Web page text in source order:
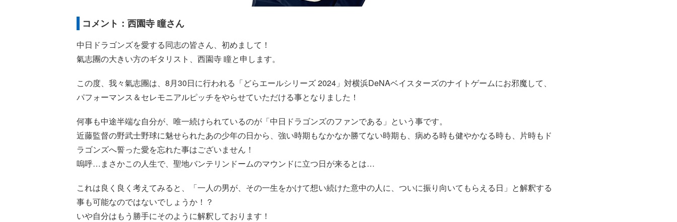
コメント：西園寺 瞳さん
中日ドラゴンズを愛する同志の皆さん、初めまして！
氣志團の大きい方のギタリスト、西園寺 瞳と申します。
この度、我々氣志團は、8月30日に行われる「どらエールシリーズ 2024」対横浜DeNAベイスターズのナイトゲームにお邪魔して、
パフォーマンス＆セレモニアルピッチをやらせていただける事となりました！
何事も中途半端な自分が、唯一続けられているのが「中日ドラゴンズのファンである」という事です。
近藤監督の野武士野球に魅せられたあの少年の日から、強い時期もなかなか勝てない時期も、病める時も健やかなる時も、片時もド
ラゴンズへ誓った愛を忘れた事はございません！
嗚呼…まさかこの人生で、聖地バンテリンドームのマウンドに立つ日が来るとは…
これは良く良く考えてみると、「一人の男が、その一生をかけて想い続けた意中の人に、ついに振り向いてもらえる日」と解釈する
事も可能なのではないでしょうか！？
いや自分はもう勝手にそのように解釈しております！